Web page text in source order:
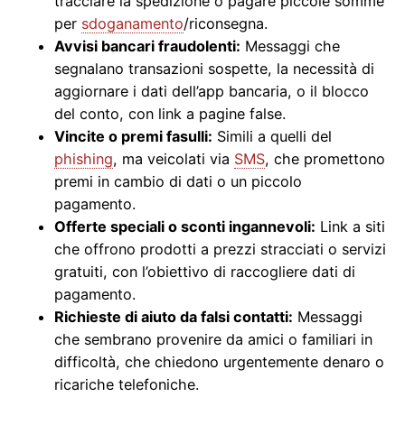
per sdoganamento/riconsegna.
Avvisi bancari fraudolenti: Messaggi che
segnalano transazioni sospette, la necessità di
aggiornare i dati dell’app bancaria, o il blocco
del conto, con link a pagine false.
Vincite o premi fasulli: Simili a quelli del
phishing, ma veicolati via SMS, che promettono
premi in cambio di dati o un piccolo
pagamento.
Offerte speciali o sconti ingannevoli: Link a siti
che offrono prodotti a prezzi stracciati o servizi
gratuiti, con l’obiettivo di raccogliere dati di
pagamento.
Richieste di aiuto da falsi contatti: Messaggi
che sembrano provenire da amici o familiari in
difficoltà, che chiedono urgentemente denaro o
ricariche telefoniche.